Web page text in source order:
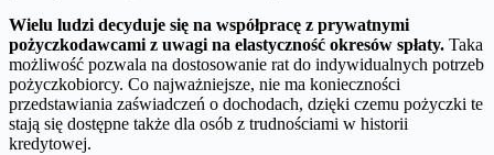
Wielu ludzi decyduje się na współpracę z prywatnymi
pożyczkodawcami z uwagi na elastyczność okresów spłaty. Taka
możliwość pozwala na dostosowanie rat do indywidualnych potrzeb
pożyczkobiorcy. Co najważniejsze, nie ma konieczności
przedstawiania zaświadczeń o dochodach, dzięki czemu pożyczki te
stają się dostępne także dla osób z trudnościami w historii
kredytowej.